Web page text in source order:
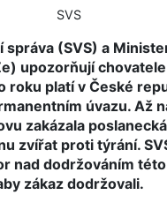
SVS
správa (SVS) a
upozorňují
roku platí v České
úvazu. Až
zakázala
zvířat proti týrání.
nad dodržováním
zákaz dodržovali.